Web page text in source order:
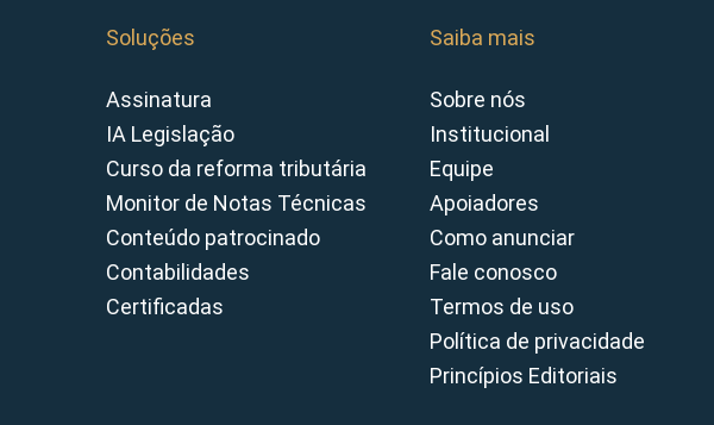
Soluções
Assinatura
IA Legislação
Curso da reforma tributária
Monitor de Notas Técnicas
Conteúdo patrocinado
Contabilidades
Certificadas
Saiba mais
Sobre nós
Institucional
Equipe
Apoiadores
Como anunciar
Fale conosco
Termos de uso
Política de privacidade
Princípios Editoriais